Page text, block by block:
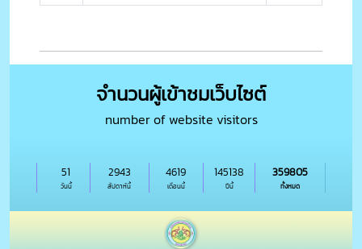
จำนวนผู้เข้าชมเว็บไซต์
number of website visitors
วันนี้
51
สัปดาห์นี้
2943
เดือนนี้
4619
ปีนี้
145138
ทั้งหมด
359805